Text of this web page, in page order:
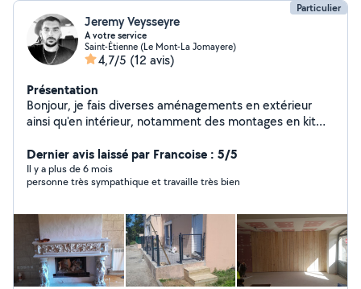
Particulier
Jeremy Veysseyre
A votre service
Saint-Étienne (Le Mont-La Jomayere)
4,7/5 (12 avis)
Présentation
Bonjour, je fais diverses aménagements en extérieur
ainsi qu'en intérieur, notamment des montages en kit
travaux en maçonnerie, couverture et menuiserie.
Dernier avis laissé par Francoise : 5/5
Il y a plus de 6 mois
personne très sympathique et travaille très bien